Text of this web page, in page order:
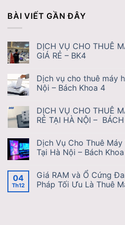
BÀI VIẾT GẦN ĐÂY
DỊCH VỤ CHO THUÊ
GIÁ RẺ – BK4
Dịch vụ cho thuê máy
Nội – Bách Khoa 4
DỊCH VỤ CHO THUÊ
RẺ TẠI HÀ NỘI –
Dịch Vụ Cho Thuê
Tại Hà Nội – Bách
04
Th12
Giá RAM và Ổ Cứng
Pháp Tối Ưu Là Thuê